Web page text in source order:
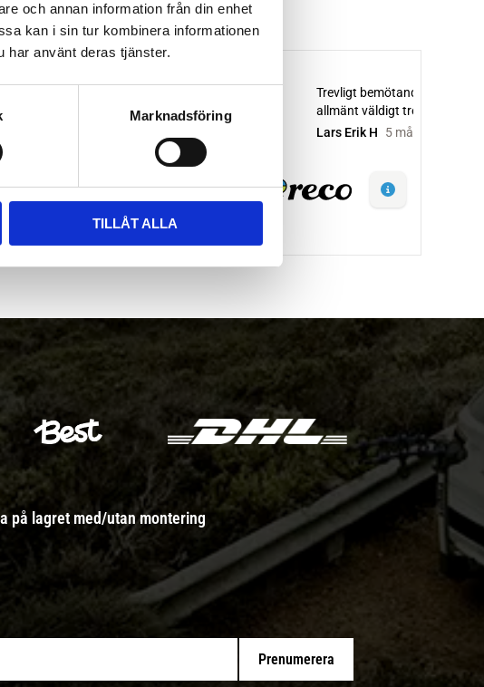
och annan information från din enhet
kan i sin tur kombinera informationen
har använt deras tjänster.
Marknadsföring
TILLÅT ALLA
på lagret med/utan montering
Prenumerera